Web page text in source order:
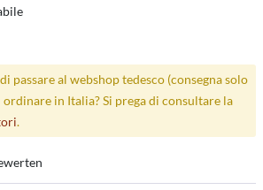
passare al webshop tedesco (consegna solo
in Italia? Si prega di consultare la
.